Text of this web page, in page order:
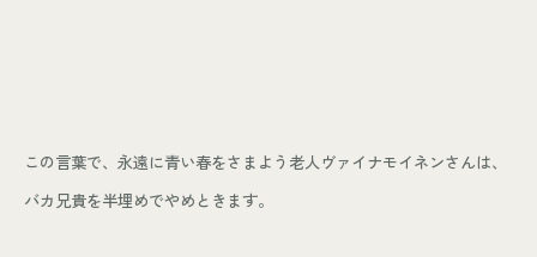
この言葉で、永遠に青い春をさまよう老人ヴァイナモイネンさんは、
バカ兄貴を半埋めでやめときます。